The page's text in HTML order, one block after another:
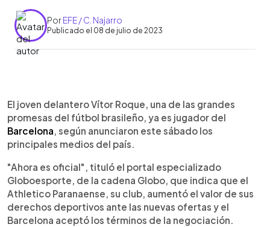
PorEFE / C. Najarro
Publicado el 08 de julio de 2023
Escuchar artículo
El joven delantero Vítor Roque, una de las grandes
promesas del fútbol brasileño, ya es jugador del
Barcelona , según anunciaron este sábado los
principales medios del país.
"Ahora es oficial", tituló el portal especializado
Globoesporte, de la cadena Globo, que indica que el
Athletico Paranaense, su club, aumentó el valor de sus
derechos deportivos ante las nuevas ofertas y el
Barcelona aceptó los términos de la negociación.